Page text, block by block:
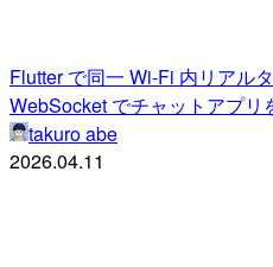
Flutter で同一 Wi-Fi 内リアル
WebSocket でチャットアプリ
takuro abe
2026.04.11